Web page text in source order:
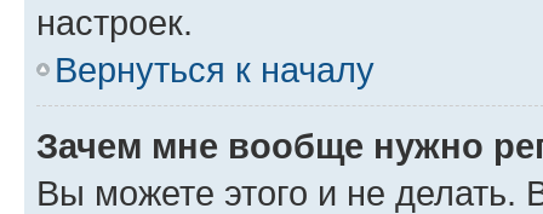
настроек.
Вернуться к началу
Зачем мне вообще нужно
Вы можете этого и не делать.